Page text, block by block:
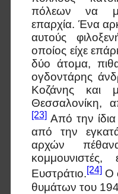
πόλεων να
επαρχία. Ένα
αυτούς
οποίος είχε
δύο άτομα,
ογδοντάρης
Κοζάνης και
Θεσσαλονίκη,
[23] Από την ίδια
από την
αρχών
κομμουνιστές,
Ευστράτιο.[24] Ο
θυμάτων του